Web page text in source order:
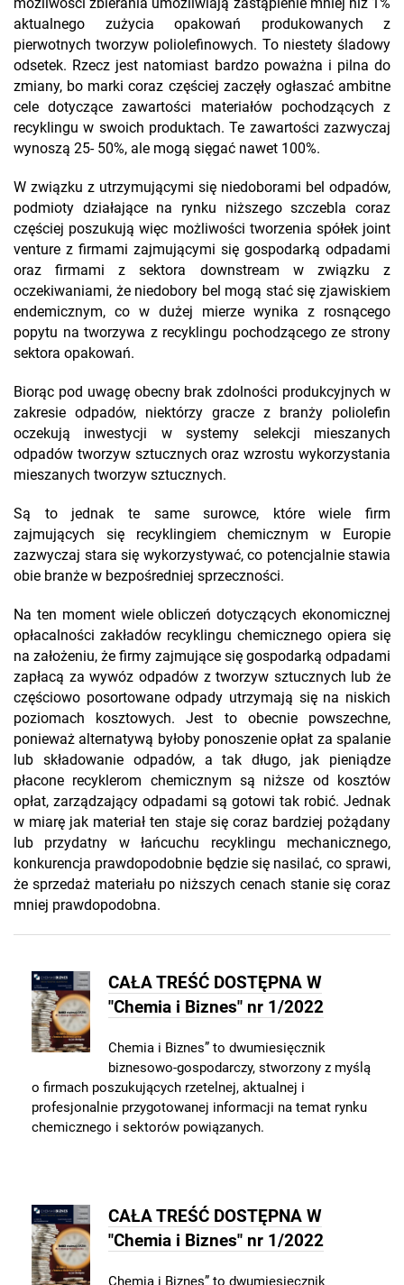
możliwości zbierania umożliwiają zastąpienie mniej niż 1%
aktualnego zużycia opakowań produkowanych z
pierwotnych tworzyw poliolefinowych. To niestety śladowy
odsetek. Rzecz jest natomiast bardzo poważna i pilna do
zmiany, bo marki coraz częściej zaczęły ogłaszać ambitne
cele dotyczące zawartości materiałów pochodzących z
recyklingu w swoich produktach. Te zawartości zazwyczaj
wynoszą 25- 50%, ale mogą sięgać nawet 100%.
W związku z utrzymującymi się niedoborami bel odpadów,
podmioty działające na rynku niższego szczebla coraz
częściej poszukują więc możliwości tworzenia spółek joint
venture z firmami zajmującymi się gospodarką odpadami
oraz firmami z sektora downstream w związku z
oczekiwaniami, że niedobory bel mogą stać się zjawiskiem
endemicznym, co w dużej mierze wynika z rosnącego
popytu na tworzywa z recyklingu pochodzącego ze strony
sektora opakowań.
Biorąc pod uwagę obecny brak zdolności produkcyjnych w
zakresie odpadów, niektórzy gracze z branży poliolefin
oczekują inwestycji w systemy selekcji mieszanych
odpadów tworzyw sztucznych oraz wzrostu wykorzystania
mieszanych tworzyw sztucznych.
Są to jednak te same surowce, które wiele firm
zajmujących się recyklingiem chemicznym w Europie
zazwyczaj stara się wykorzystywać, co potencjalnie stawia
obie branże w bezpośredniej sprzeczności.
Na ten moment wiele obliczeń dotyczących ekonomicznej
opłacalności zakładów recyklingu chemicznego opiera się
na założeniu, że firmy zajmujące się gospodarką odpadami
zapłacą za wywóz odpadów z tworzyw sztucznych lub że
częściowo posortowane odpady utrzymają się na niskich
poziomach kosztowych. Jest to obecnie powszechne,
ponieważ alternatywą byłoby ponoszenie opłat za spalanie
lub składowanie odpadów, a tak długo, jak pieniądze
płacone recyklerom chemicznym są niższe od kosztów
opłat, zarządzający odpadami są gotowi tak robić. Jednak
w miarę jak materiał ten staje się coraz bardziej pożądany
lub przydatny w łańcuchu recyklingu mechanicznego,
konkurencja prawdopodobnie będzie się nasilać, co sprawi,
że sprzedaż materiału po niższych cenach stanie się coraz
mniej prawdopodobna.
CAŁA TREŚĆ DOSTĘPNA W
"Chemia i Biznes" nr 1/2022
Chemia i Biznes” to dwumiesięcznik
biznesowo-gospodarczy, stworzony z myślą
o firmach poszukujących rzetelnej, aktualnej i
profesjonalnie przygotowanej informacji na temat rynku
chemicznego i sektorów powiązanych.
CAŁA TREŚĆ DOSTĘPNA W
"Chemia i Biznes" nr 1/2022
Chemia i Biznes” to dwumiesięcznik